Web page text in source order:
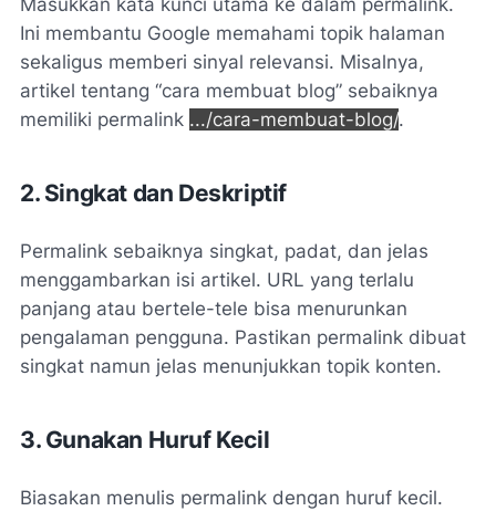
Masukkan kata kunci utama ke dalam permalink.
Ini membantu Google memahami topik halaman
sekaligus memberi sinyal relevansi. Misalnya,
artikel tentang “cara membuat blog” sebaiknya
memiliki permalink .../cara-membuat-blog/.
2. Singkat dan Deskriptif
Permalink sebaiknya singkat, padat, dan jelas
menggambarkan isi artikel. URL yang terlalu
panjang atau bertele-tele bisa menurunkan
pengalaman pengguna. Pastikan permalink dibuat
singkat namun jelas menunjukkan topik konten.
3. Gunakan Huruf Kecil
Biasakan menulis permalink dengan huruf kecil.